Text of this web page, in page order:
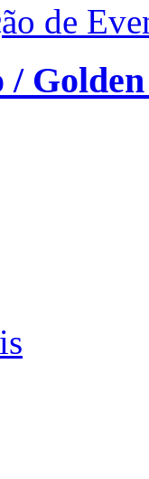
de